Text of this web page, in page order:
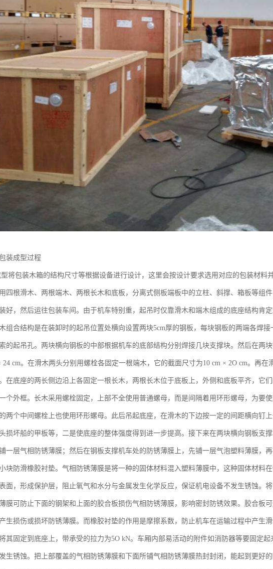
装成型过程
将包装木箱的结构尺寸等根据设备进行设计，这里会按设计要求选用对应的包装材料
四根滑木、两根端木、两根长木和底板，分离式侧板端板中的立柱、斜撑、箱板等组
好，然后运往包装车间。由于机车特别重，起吊时仅靠滑木和端木组成的底座结构肯
组合结构是在装卸时的起吊位置处横向设置两块5cm厚的钢板，每块钢板的两端各焊
的起吊孔。两块横向钢板的中部根据机车的底部结构分别焊接几块支撑块。然后在两
24 cm。在滑木两头分别用螺栓各固定一根端木，它的截面尺寸为10 cm × 2O cm。再在
在底座的两长侧边沿上各固定一根长木，两根长木位于底板上，外侧和底板平齐，它
个外框。长木采用螺栓固定，上部不全使用普通螺母，而是间隔着用环形螺母，为要
两个中间螺栓上也使用环形螺母。此后吊起底座，在滑木的下边按一定的间距横向钉
损坏船的甲板等，二是使底座的整体强度得到进一步提高。接下来在两块横向钢板支
一层气相防锈薄膜；然后在钢板支撑机车处的防锈薄膜上，先铺一层气泡塑料薄膜，
块防滑橡胶衬垫。气相防锈薄膜是将一种的固体材料混入塑料薄膜中，这种固体材料
面，形成保护层，阻止氧气和水分与金属发生化学反应，保证机电设备不发生锈蚀。
膜可防止下面的钢架和上面的胶合板损伤气相防锈薄膜，影响密封防锈效果。胶合板
生损伤或损坏防锈薄膜。而橡胶衬垫的作用是摩擦系数，防止机车在运输过程中产生
其固定到底座上，带承受的拉力为5O kN。车厢内部易活动的附件如消防器等要固定
生锈蚀。把上部覆盖的气相防锈薄膜和下面所铺气相防锈薄膜热封封闭，能起到更好